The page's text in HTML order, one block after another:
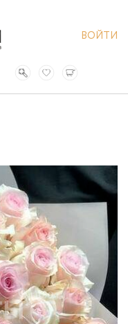
ВОЙТИ